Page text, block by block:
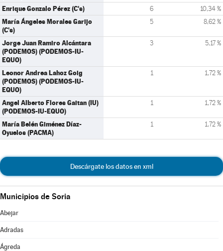
Enrique Gonzalo Pérez (C's) 6 10,34 %
María Ángeles Morales Garijo
(C's)
5 8,62 %
Jorge Juan Ramiro Alcántara
(PODEMOS) (PODEMOS-IU-
EQUO)
3 5,17 %
Leonor Andrea Lahoz Goig
(PODEMOS) (PODEMOS-IU-
EQUO)
1 1,72 %
Angel Alberto Flores Gaitan (IU)
(PODEMOS-IU-EQUO)
1 1,72 %
María Belén Giménez Díaz-
Oyuelos (PACMA)
1 1,72 %
Descárgate los datos en xml
Municipios de Soria
Abejar
Adradas
Ágreda